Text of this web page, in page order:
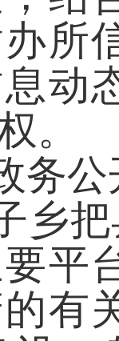
所
动
。
务
乡
平
有